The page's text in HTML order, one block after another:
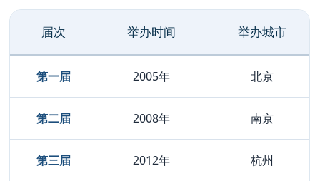
届次 举办时间 举办城市
第一届 2005年 北京
第二届 2008年 南京
第三届 2012年 杭州